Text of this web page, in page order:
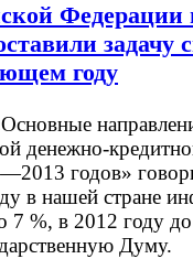
Федерации
задачу
году
денежно-
годов»
в нашей стране
7 %, в 2012 году
Думу.